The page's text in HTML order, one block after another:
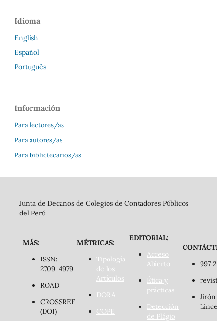
Idioma
English
Español
Português
Información
Para lectores/as
Para autores/as
Para bibliotecarios/as
Junta de Decanos de Colegios de Contadores Públicos
del Perú
MÁS:
ISSN:
2709-4979
ROAD
CROSSREF
(DOI)
MÉTRICAS:
Tipología
de los
Artículos
DORA
COPE
EDITORIAL:
Acceso
Abierto
Ética y
prácticas
Detección
de Plágio
997
Jirón